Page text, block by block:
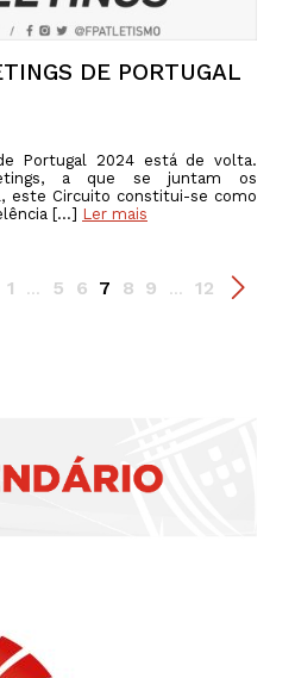
DE PORTUGAL
Portugal 2024 está de volta.
a que se juntam os
este Circuito constitui-se como
[…] Ler mais
1 ... 5 6 7 8 9 ... 12